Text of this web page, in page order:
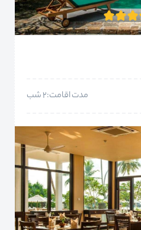
مدت اقامت:2 شب